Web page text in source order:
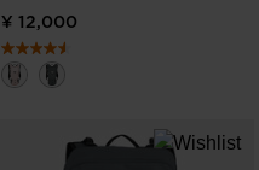
¥ 12,000